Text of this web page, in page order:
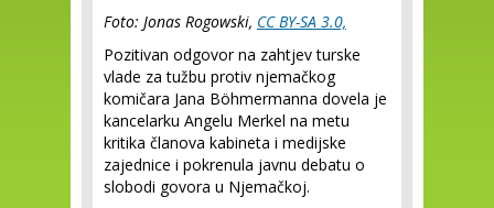
Foto: Jonas Rogowski, CC BY-SA 3.0,
Pozitivan odgovor na zahtjev turske
vlade za tužbu protiv njemačkog
komičara Jana Böhmermanna dovela je
kancelarku Angelu Merkel na metu
kritika članova kabineta i medijske
zajednice i pokrenula javnu debatu o
slobodi govora u Njemačkoj.